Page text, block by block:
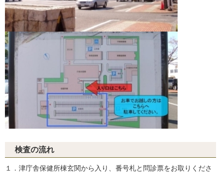
検査の流れ
１．津庁舎保健所棟玄関から入り、番号札と問診票をお取りくださ